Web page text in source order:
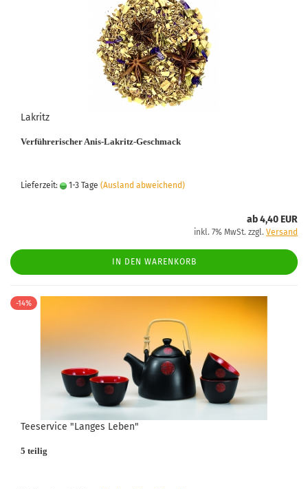
Lakritz
Verführerischer Anis-Lakritz-Geschmack
Lieferzeit: 1-3 Tage (Ausland abweichend)
ab 4,40 EUR
inkl. 7% MwSt. zzgl. Versand
IN DEN WARENKORB
-14%
Teeservice "Langes Leben"
5 teilig